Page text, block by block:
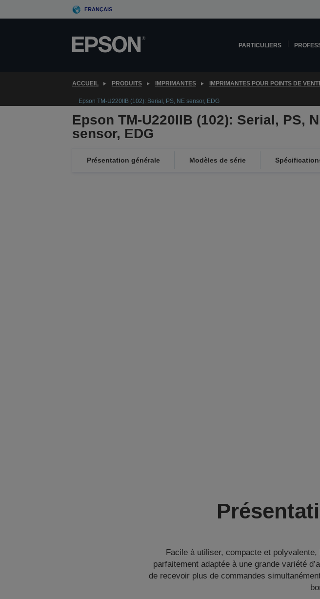
to
FRANÇAIS
PARTICULIERS
ACCUEIL PRODUITS IMPRIMANTES IMPRIMANTES POUR POINTS DE
Epson TM-U220IIB (102): Serial, PS, NE sensor, EDG
Epson TM-U220IIB (102): Serial, PS,
sensor, EDG
Présentation générale Modèles de série
Facile à utiliser, compacte et
parfaitement adaptée à une grande variété
de recevoir plus de commandes